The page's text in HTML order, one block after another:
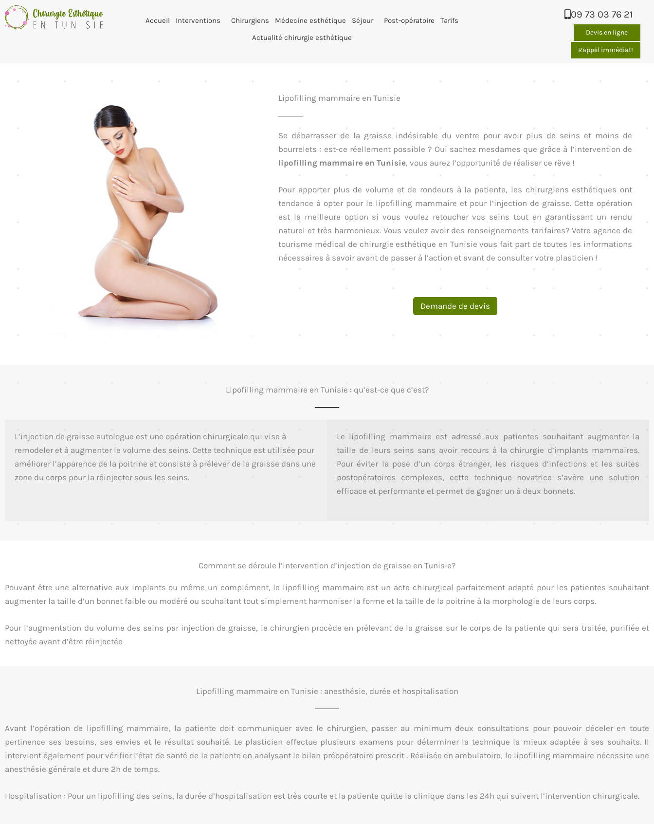
Accueil Interventions Chirurgiens Médecine esthétique Séjour Post-opératoire
Tarifs
Actualité chirurgie esthétique
09 73 03 76 21
Devis en ligne
Rappel immédiat!
Lipofilling mammaire en Tunisie
Se débarrasser de la graisse indésirable du ventre pour avoir plus de seins et moins de
bourrelets : est-ce réellement possible ? Oui sachez mesdames que grâce à l’intervention de
lipofilling mammaire en Tunisie, vous aurez l’opportunité de réaliser ce rêve !
Pour apporter plus de volume et de rondeurs à la patiente, les chirurgiens esthétiques ont
tendance à opter pour le lipofilling mammaire et pour l’injection de graisse. Cette opération
est la meilleure option si vous voulez retoucher vos seins tout en garantissant un rendu
naturel et très harmonieux. Vous voulez avoir des renseignements tarifaires? Votre agence de
tourisme médical de chirurgie esthétique en Tunisie vous fait part de toutes les informations
nécessaires à savoir avant de passer à l’action et avant de consulter votre plasticien !
Demande de devis
Lipofilling mammaire en Tunisie : qu’est-ce que c’est?
L’injection de graisse autologue est une opération chirurgicale qui vise à
remodeler et à augmenter le volume des seins. Cette technique est utilisée pour
améliorer l’apparence de la poitrine et consiste à prélever de la graisse dans une
zone du corps pour la réinjecter sous les seins.
Le lipofilling mammaire est adressé aux patientes souhaitant augmenter la
taille de leurs seins sans avoir recours à la chirurgie d’implants mammaires.
Pour éviter la pose d’un corps étranger, les risques d’infections et les suites
postopératoires complexes, cette technique novatrice s’avère une solution
efficace et performante et permet de gagner un à deux bonnets.
Comment se déroule l’intervention d’injection de graisse en Tunisie?
Pouvant être une alternative aux implants ou même un complément, le lipofilling mammaire est un acte chirurgical parfaitement adapté pour les patientes souhaitant
augmenter la taille d’un bonnet faible ou modéré ou souhaitant tout simplement harmoniser la forme et la taille de la poitrine à la morphologie de leurs corps.
Pour l’augmentation du volume des seins par injection de graisse, le chirurgien procède en prélevant de la graisse sur le corps de la patiente qui sera traitée, purifiée et
nettoyée avant d’être réinjectée
Lipofilling mammaire en Tunisie : anesthésie, durée et hospitalisation
Avant l’opération de lipofilling mammaire, la patiente doit communiquer avec le chirurgien, passer au minimum deux consultations pour pouvoir déceler en toute
pertinence ses besoins, ses envies et le résultat souhaité. Le plasticien effectue plusieurs examens pour déterminer la technique la mieux adaptée à ses souhaits. Il
intervient également pour vérifier l’état de santé de la patiente en analysant le bilan préopératoire prescrit . Réalisée en ambulatoire, le lipofilling mammaire nécessite une
anesthésie générale et dure 2h de temps.
Hospitalisation : Pour un lipofilling des seins, la durée d’hospitalisation est très courte et la patiente quitte la clinique dans les 24h qui suivent l’intervention chirurgicale.